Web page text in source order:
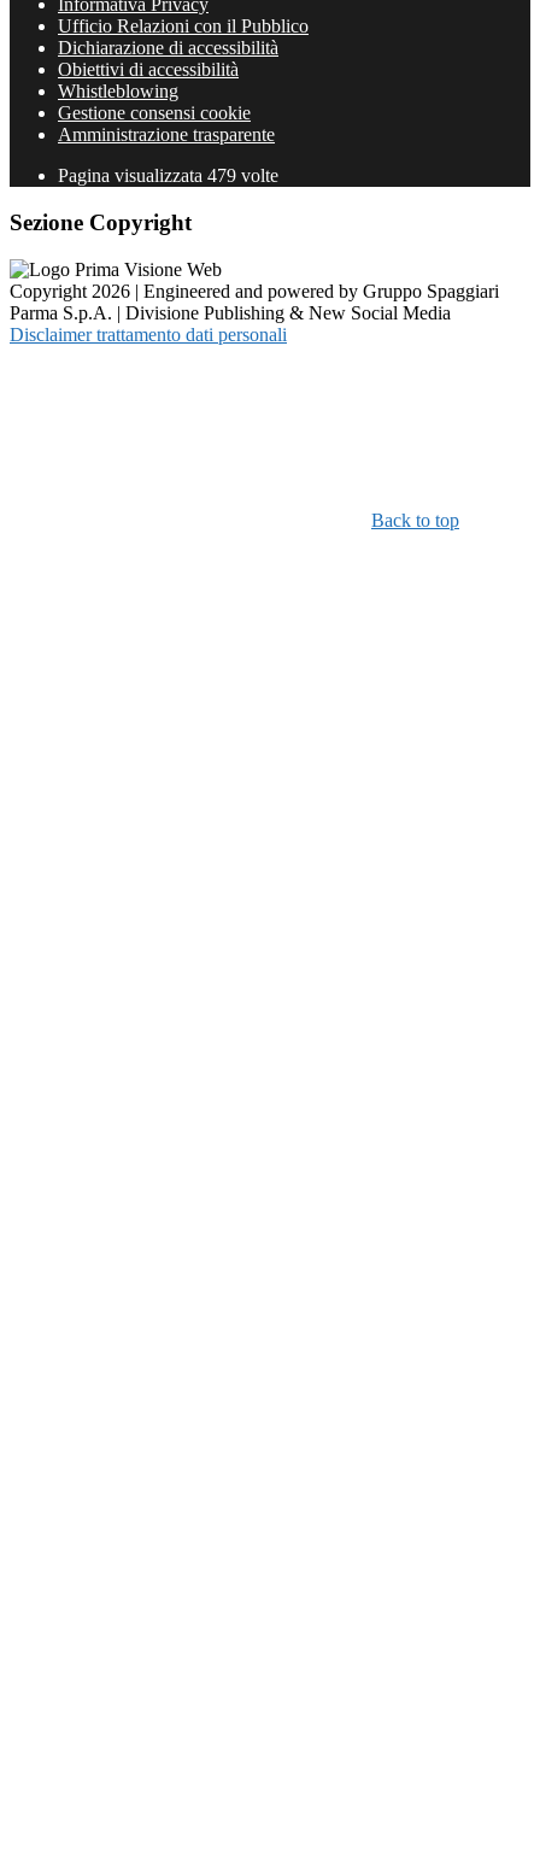
Informativa Privacy
Ufficio Relazioni con il Pubblico
Dichiarazione di accessibilità
Obiettivi di accessibilità
Whistleblowing
Gestione consensi cookie
Amministrazione trasparente
Pagina visualizzata 479 volte
Sezione Copyright
Copyright 2026 | Engineered and powered by Gruppo Spaggiari
Parma S.p.A. | Divisione Publishing & New Social Media
Disclaimer trattamento dati personali
Back to top